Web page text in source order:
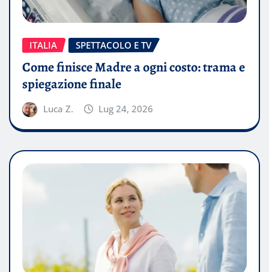
ITALIA SPETTACOLO E TV
Come finisce Madre a ogni costo: trama e
spiegazione finale
Luca Z. Lug 24, 2026